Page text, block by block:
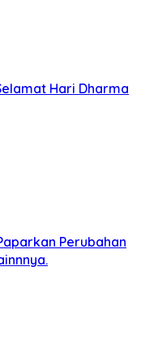
Hari Dharma
Perubahan